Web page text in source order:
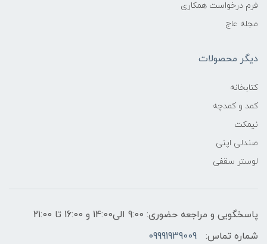
فرم درخواست همکاری
مجله عاج
دیگر محصولات
کتابخانه
کمد و کمدچه
نیمکت
صندلی اپنی
لوستر سقفی
پاسخگویی و مراجعه حضوری: 9:00 الی14:00 و 16:00 تا 21:00
شماره تماس:
09991939009